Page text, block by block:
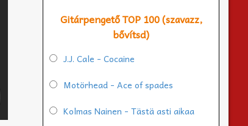
Gitárpengető TOP 100 (szavazz,
bővítsd)
J.J. Cale - Cocaine
Motörhead - Ace of spades
Kolmas Nainen - Tästä asti aikaa